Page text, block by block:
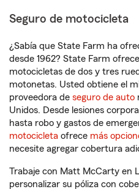
Seguro de motocicleta
¿Sabía que State Farm ha
desde 1962? State Farm
motocicletas de dos y tres
motonetas. Usted obtiene el
proveedora de seguro de auto
Unidos. Desde lesiones
hasta robo y gastos de
motocicleta ofrece más
necesite agregar cobertura
Trabaje con Matt McCarty en
personalizar su póliza con